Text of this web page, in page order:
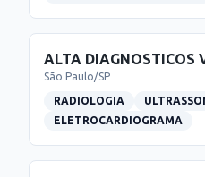
ALTA DIAGNOSTICOS
São Paulo/SP
RADIOLOGIA
ELETROCARDIOGRAMA